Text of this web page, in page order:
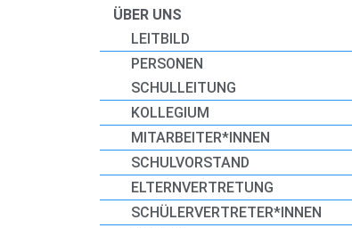
ÜBER UNS
LEITBILD
PERSONEN
SCHULLEITUNG
KOLLEGIUM
MITARBEITER*INNEN
SCHULVORSTAND
ELTERNVERTRETUNG
SCHÜLERVERTRETER*INNEN